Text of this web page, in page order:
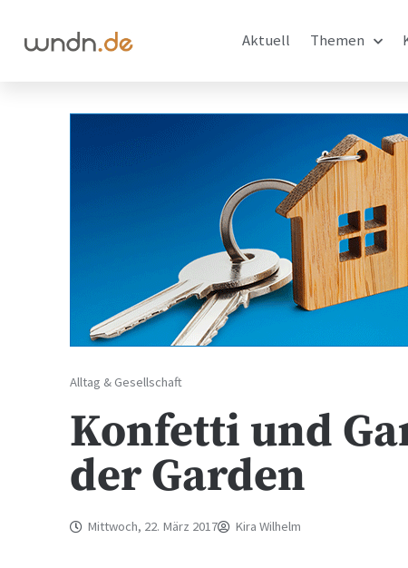
Aktuell Themen
Alltag & Gesellschaft
Konfetti und
der Garden
Mittwoch, 22. März 2017 Kira Wilhelm